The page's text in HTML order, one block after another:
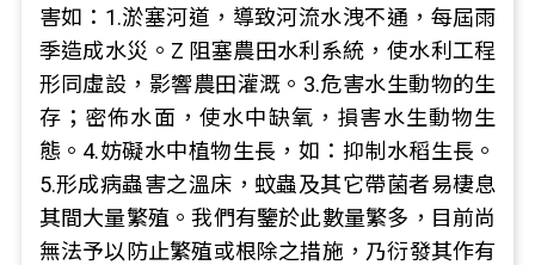
害如：1.淤塞河道，導致河流水洩不通，每屆雨
季造成水災。Z 阻塞農田水利系統，使水利工程
形同虛設，影響農田灌溉。3.危害水生動物的生
存；密佈水面，使水中缺氧，損害水生動物生
態。4.妨礙水中植物生長，如：抑制水稻生長。
5.形成病蟲害之溫床，蚊蟲及其它帶菌者易棲息
其間大量繁殖。我們有鑒於此數量繁多，目前尚
無法予以防止繁殖或根除之措施，乃衍發其作有